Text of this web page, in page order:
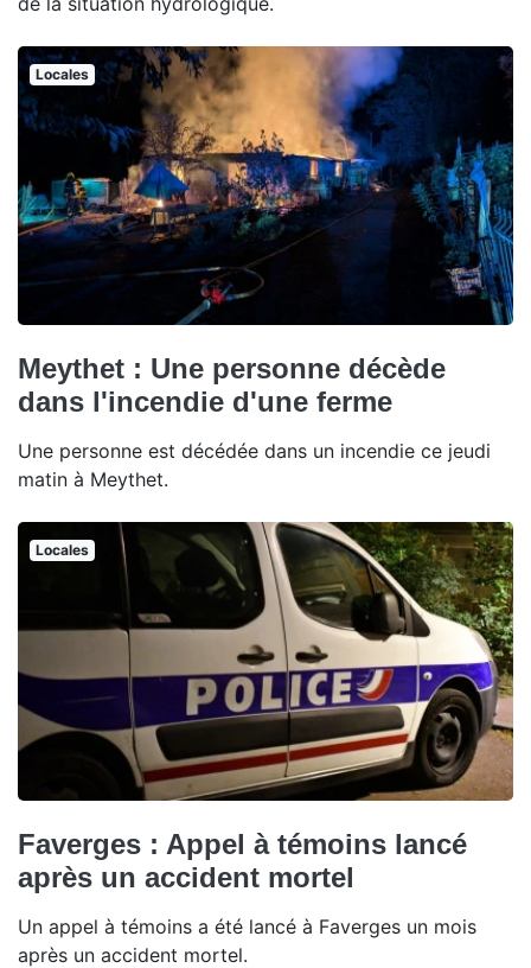
Locales
Meythet : Une personne décède
dans l'incendie d'une ferme
Une personne est décédée dans un incendie ce jeudi
matin à Meythet.
Locales
Faverges : Appel à témoins lancé
après un accident mortel
Un appel à témoins a été lancé à Faverges un mois
après un accident mortel.